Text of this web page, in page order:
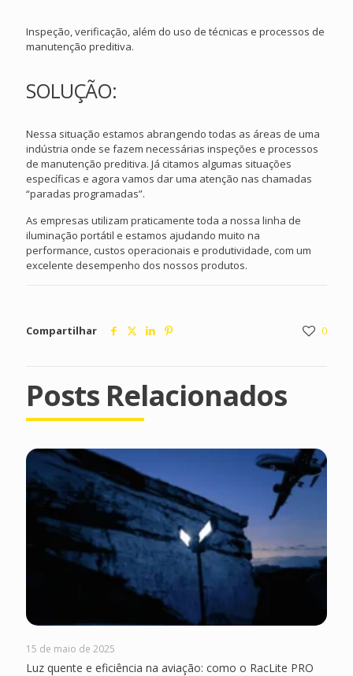
Inspeção, verificação, além do uso de técnicas e processos de
manutenção preditiva.
SOLUÇÃO:
Nessa situação estamos abrangendo todas as áreas de uma
indústria onde se fazem necessárias inspeções e processos
de manutenção preditiva. Já citamos algumas situações
específicas e agora vamos dar uma atenção nas chamadas
“paradas programadas”.
As empresas utilizam praticamente toda a nossa linha de
iluminação portátil e estamos ajudando muito na
performance, custos operacionais e produtividade, com um
excelente desempenho dos nossos produtos.
Compartilhar 0
Posts Relacionados
15 de maio de 2025
Luz quente e eficiência na aviação: como o RacLite PRO